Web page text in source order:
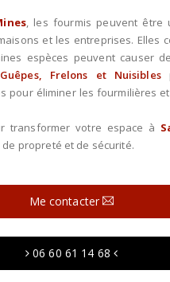
, les fourmis peuvent être
et les entreprises. Elles
espèces peuvent causer
Frelons et Nuisibles
pour éliminer les fourmilières
transformer votre espace à
propreté et de sécurité.
Me contacter
06 60 61 14 68